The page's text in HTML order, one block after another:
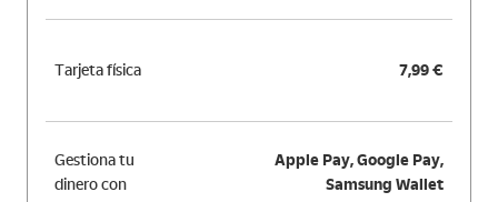
Tarjeta física 7,99 €
Gestiona tu
dinero con
Apple Pay, Google Pay,
Samsung Wallet